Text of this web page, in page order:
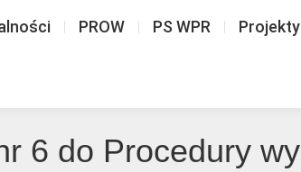
PROW PS WPR Projekty
6 do Procedury